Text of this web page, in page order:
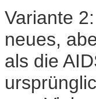
Variante
neues,
als die